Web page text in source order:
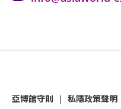
亞博館守則 | 私隱政策聲明